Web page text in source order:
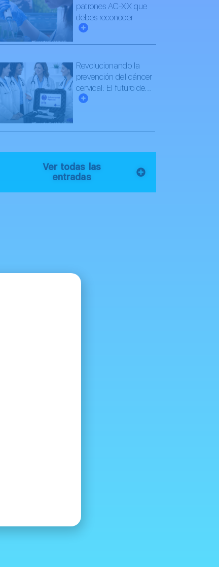
patrones AC-XX que
debes reconocer
Revolucionando la
prevención del cáncer
cervical: El futuro de...
Ver todas las
entradas